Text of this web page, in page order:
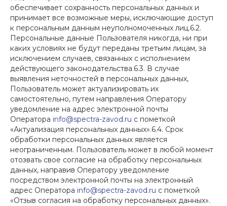
обеспечивает сохранность персональных данных и
принимает все возможные меры, исключающие доступ
к персональным данным неуполномоченных лиц.6.2.
Персональные данные Пользователя никогда, ни при
каких условиях не будут переданы третьим лицам, за
исключением случаев, связанных с исполнением
действующего законодательства.6.3. В случае
выявления неточностей в персональных данных,
Пользователь может актуализировать их
самостоятельно, путем направления Оператору
уведомление на адрес электронной почты
Оператора info@spectra-zavod.ru с пометкой
«Актуализация персональных данных».6.4. Срок
обработки персональных данных является
неограниченным. Пользователь может в любой момент
отозвать свое согласие на обработку персональных
данных, направив Оператору уведомление
посредством электронной почты на электронный
адрес Оператора info@spectra-zavod.ru с пометкой
«Отзыв согласия на обработку персональных данных».